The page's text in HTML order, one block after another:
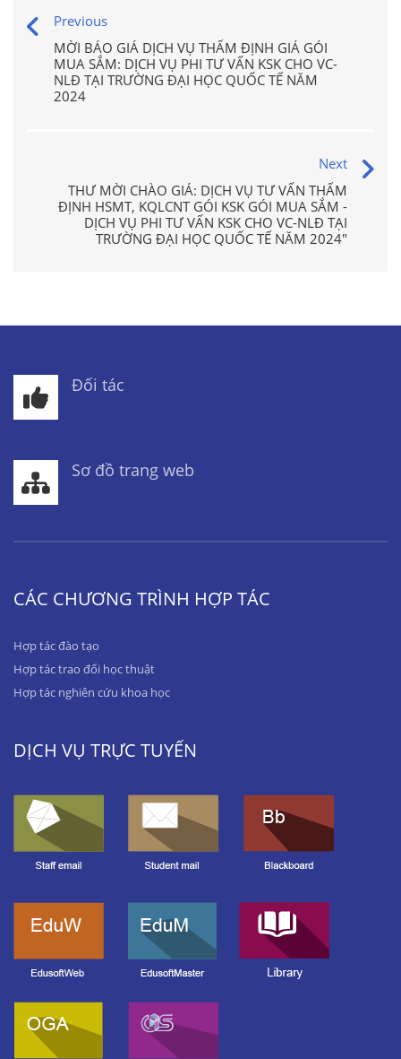
Previous
MỜI BÁO GIÁ DỊCH VỤ THẨM ĐỊNH GIÁ GÓI
MUA SẮM: DỊCH VỤ PHI TƯ VẤN KSK CHO VC-
NLĐ TẠI TRƯỜNG ĐẠI HỌC QUỐC TẾ NĂM
2024
Next
THƯ MỜI CHÀO GIÁ: DỊCH VỤ TƯ VẤN THẨM
ĐỊNH HSMT, KQLCNT GÓI KSK GÓI MUA SẮM -
DỊCH VỤ PHI TƯ VẤN KSK CHO VC-NLĐ TẠI
TRƯỜNG ĐẠI HỌC QUỐC TẾ NĂM 2024"
Đối tác
Sơ đồ trang web
CÁC CHƯƠNG TRÌNH HỢP TÁC
Hợp tác đào tạo
Hợp tác trao đổi học thuật
Hợp tác nghiên cứu khoa học
DỊCH VỤ TRỰC TUYẾN